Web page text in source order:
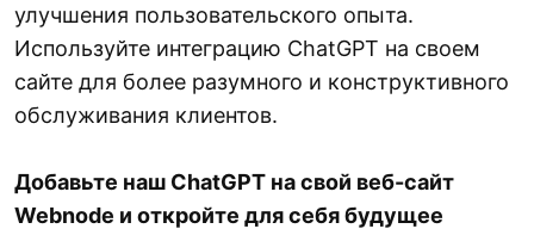
улучшения пользовательского опыта.
Используйте интеграцию ChatGPT на своем
сайте для более разумного и конструктивного
обслуживания клиентов.
Добавьте наш ChatGPT на свой веб-сайт
Webnode и откройте для себя будущее